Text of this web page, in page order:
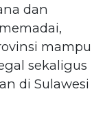
dan
mampu
sekaligus
di Sulawesi